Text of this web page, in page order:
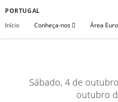
PORTUGAL
Início
Conheça-nos Área
Sábado, 4 de
outubro